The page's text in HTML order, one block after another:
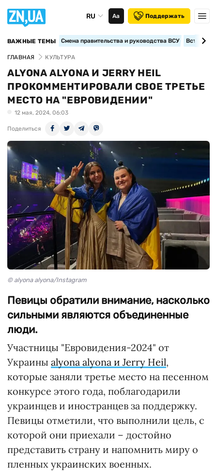
RU Аа Поддержать
ВАЖНЫЕ ТЕМЫ Смена правительства и руководства ВСУ
ГЛАВНАЯ КУЛЬТУРА
ALYONA ALYONA И JERRY HEIL
ПРОКОММЕНТИРОВАЛИ СВОЕ ТРЕТЬЕ
МЕСТО НА "ЕВРОВИДЕНИИ"
12 мая, 2024, 06:03
Поделиться
© alyona alyona/Instagram
Певицы обратили внимание, насколько
сильными являются объединенные
люди.
Участницы "Евровидения-2024" от
Украины alyona alyona и Jerry Heil,
которые заняли третье место на песенном
конкурсе этого года, поблагодарили
украинцев и иностранцев за поддержку.
Певицы отметили, что выполнили цель, с
которой они приехали – достойно
представить страну и напомнить миру о
пленных украинских военных.